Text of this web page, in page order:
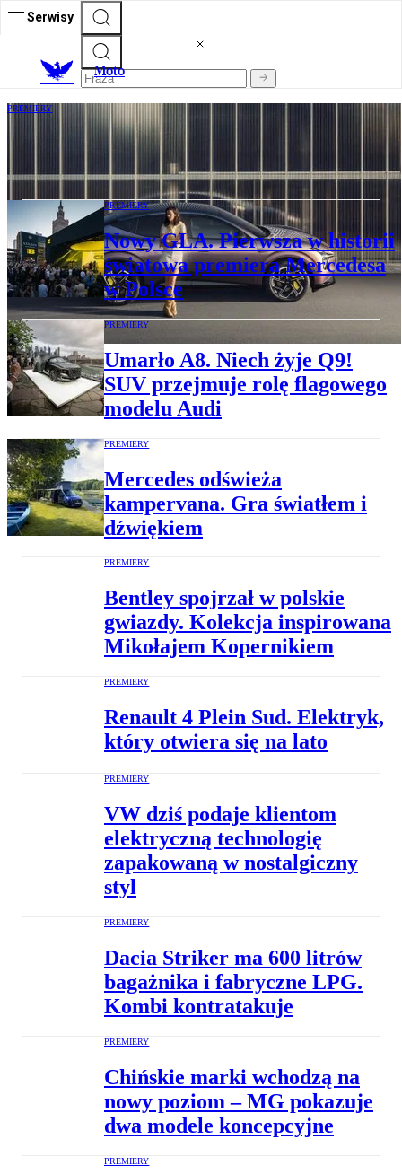
Serwisy
Moto
PREMIERY
XPENG L03. Zaprojektował go człowiek,
którego Chińczycy podkupili Ferrari
PREMIERY
Nowy GLA. Pierwsza w historii
światowa premiera Mercedesa
w Polsce
PREMIERY
Umarło A8. Niech żyje Q9!
SUV przejmuje rolę flagowego
modelu Audi
PREMIERY
Mercedes odświeża
kampervana. Gra światłem i
dźwiękiem
PREMIERY
Bentley spojrzał w polskie
gwiazdy. Kolekcja inspirowana
Mikołajem Kopernikiem
PREMIERY
Renault 4 Plein Sud. Elektryk,
który otwiera się na lato
PREMIERY
VW dziś podaje klientom
elektryczną technologię
zapakowaną w nostalgiczny
styl
PREMIERY
Dacia Striker ma 600 litrów
bagażnika i fabryczne LPG.
Kombi kontratakuje
PREMIERY
Chińskie marki wchodzą na
nowy poziom – MG pokazuje
dwa modele koncepcyjne
PREMIERY